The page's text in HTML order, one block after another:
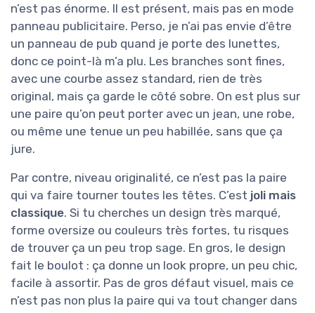
n’est pas énorme. Il est présent, mais pas en mode
panneau publicitaire. Perso, je n’ai pas envie d’être
un panneau de pub quand je porte des lunettes,
donc ce point-là m’a plu. Les branches sont fines,
avec une courbe assez standard, rien de très
original, mais ça garde le côté sobre. On est plus sur
une paire qu’on peut porter avec un jean, une robe,
ou même une tenue un peu habillée, sans que ça
jure.
Par contre, niveau originalité, ce n’est pas la paire
qui va faire tourner toutes les têtes. C’est joli mais
classique. Si tu cherches un design très marqué,
forme oversize ou couleurs très fortes, tu risques
de trouver ça un peu trop sage. En gros, le design
fait le boulot : ça donne un look propre, un peu chic,
facile à assortir. Pas de gros défaut visuel, mais ce
n’est pas non plus la paire qui va tout changer dans